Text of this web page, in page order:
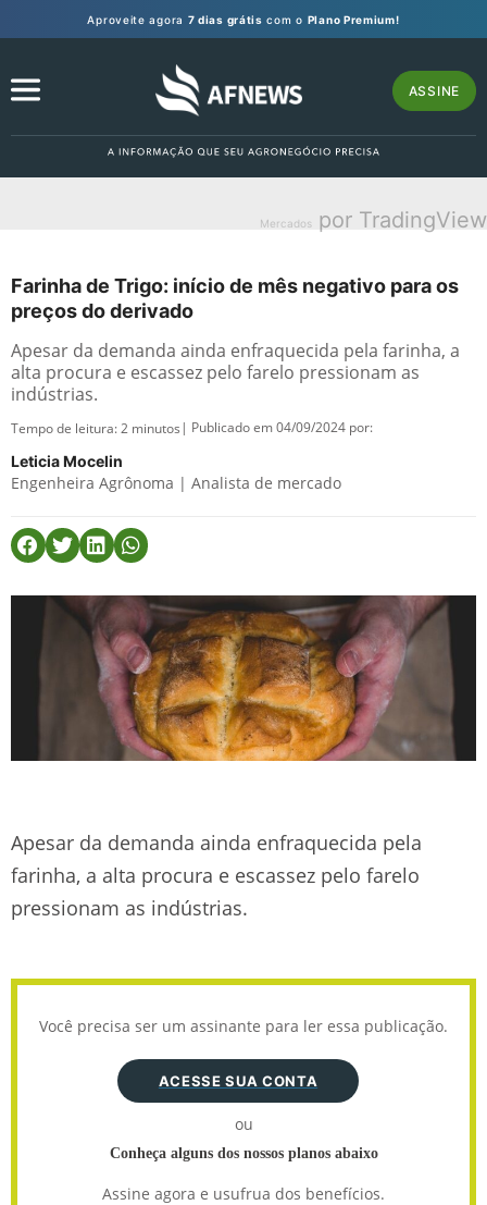
Aproveite agora 7 dias grátis com o Plano Premium!
ASSINE
Mercados por TradingView
Farinha de Trigo: início de mês negativo para os
preços do derivado
Apesar da demanda ainda enfraquecida pela farinha, a
alta procura e escassez pelo farelo pressionam as
indústrias.
Tempo de leitura:2 minutos | Publicado em 04/09/2024 por:
Leticia Mocelin
Engenheira Agrônoma | Analista de mercado
Apesar da demanda ainda enfraquecida pela
farinha, a alta procura e escassez pelo farelo
pressionam as indústrias.
Você precisa ser um assinante para ler essa publicação.
ACESSE SUA CONTA
ou
Conheça alguns dos nossos planos abaixo
Assine agora e usufrua dos benefícios.